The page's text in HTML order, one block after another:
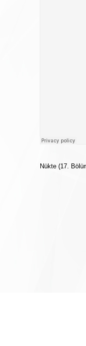
Nükte (17.